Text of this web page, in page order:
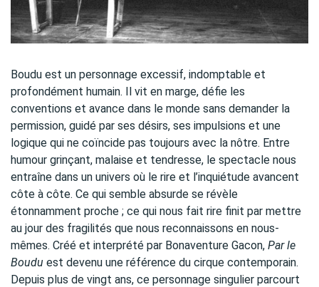
Boudu est un personnage excessif, indomptable et
profondément humain. Il vit en marge, défie les
conventions et avance dans le monde sans demander la
permission, guidé par ses désirs, ses impulsions et une
logique qui ne coïncide pas toujours avec la nôtre. Entre
humour grinçant, malaise et tendresse, le spectacle nous
entraîne dans un univers où le rire et l’inquiétude avancent
côte à côte. Ce qui semble absurde se révèle
étonnamment proche ; ce qui nous fait rire finit par mettre
au jour des fragilités que nous reconnaissons en nous-
mêmes. Créé et interprété par Bonaventure Gacon, Par le
Boudu est devenu une référence du cirque contemporain.
Depuis plus de vingt ans, ce personnage singulier parcourt